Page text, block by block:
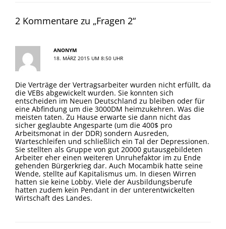
2 Kommentare zu „Fragen 2“
ANONYM
18. MÄRZ 2015 UM 8:50 UHR
Die Verträge der Vertragsarbeiter wurden nicht erfüllt, da
die VEBs abgewickelt wurden. Sie konnten sich
entscheiden im Neuen Deutschland zu bleiben oder für
eine Abfindung um die 3000DM heimzukehren. Was die
meisten taten. Zu Hause erwarte sie dann nicht das
sicher geglaubte Angesparte (um die 400$ pro
Arbeitsmonat in der DDR) sondern Ausreden,
Warteschleifen und schließlich ein Tal der Depressionen.
Sie stellten als Gruppe von gut 20000 gutausgebildeten
Arbeiter eher einen weiteren Unruhefaktor im zu Ende
gehenden Bürgerkrieg dar. Auch Mocambik hatte seine
Wende, stellte auf Kapitalismus um. In diesen Wirren
hatten sie keine Lobby. Viele der Ausbildungsberufe
hatten zudem kein Pendant in der unterentwickelten
Wirtschaft des Landes.